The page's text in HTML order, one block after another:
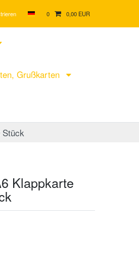
0 0,00 EUR
Grußkarten
Stück
Klappkarte